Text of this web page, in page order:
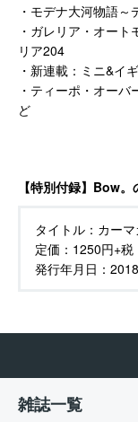
・モデナ大河物語～
・ガレリア・オー
リア204
・新連載：ミニ&イ
・ティーポ・オー
ど
【特別付録】Bow
タイトル： カー
定価： 1250円+税
発行年月日：
雑誌一覧